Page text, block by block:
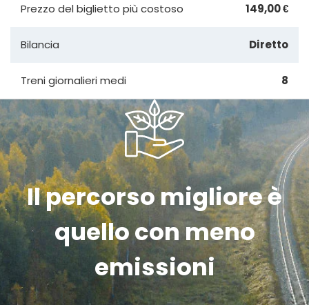
Prezzo del biglietto più costoso 149,00 €
Bilancia Diretto
Treni giornalieri medi 8
Il percorso migliore è
quello con meno
emissioni